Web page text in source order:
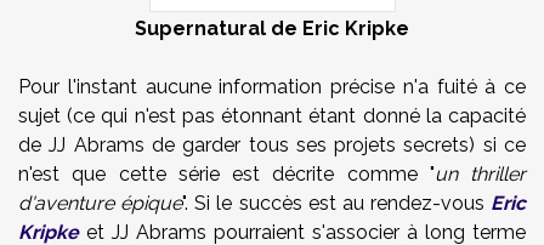
Supernatural de Eric Kripke
Pour l'instant aucune information précise n'a fuité à ce
sujet (ce qui n'est pas étonnant étant donné la capacité
de JJ Abrams de garder tous ses projets secrets) si ce
n'est que cette série est décrite comme "un thriller
d'aventure épique". Si le succès est au rendez-vous Eric
Kripkeet JJ Abrams pourraient s'associer à long terme